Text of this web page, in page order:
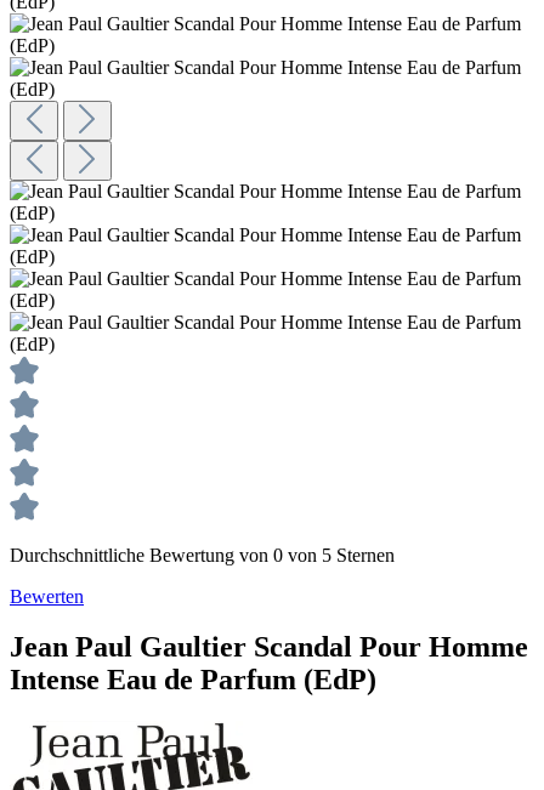
Durchschnittliche Bewertung von 0 von 5 Sternen
Bewerten
Jean Paul Gaultier Scandal Pour Homme
Intense Eau de Parfum (EdP)